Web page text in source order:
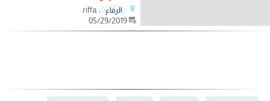
الرفاع
، riffa
05/29/2019